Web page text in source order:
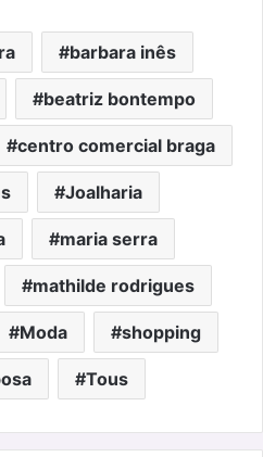
barbara inês
beatriz bontempo
centro comercial braga
Joalharia
maria serra
mathilde rodrigues
Moda shopping
Tous